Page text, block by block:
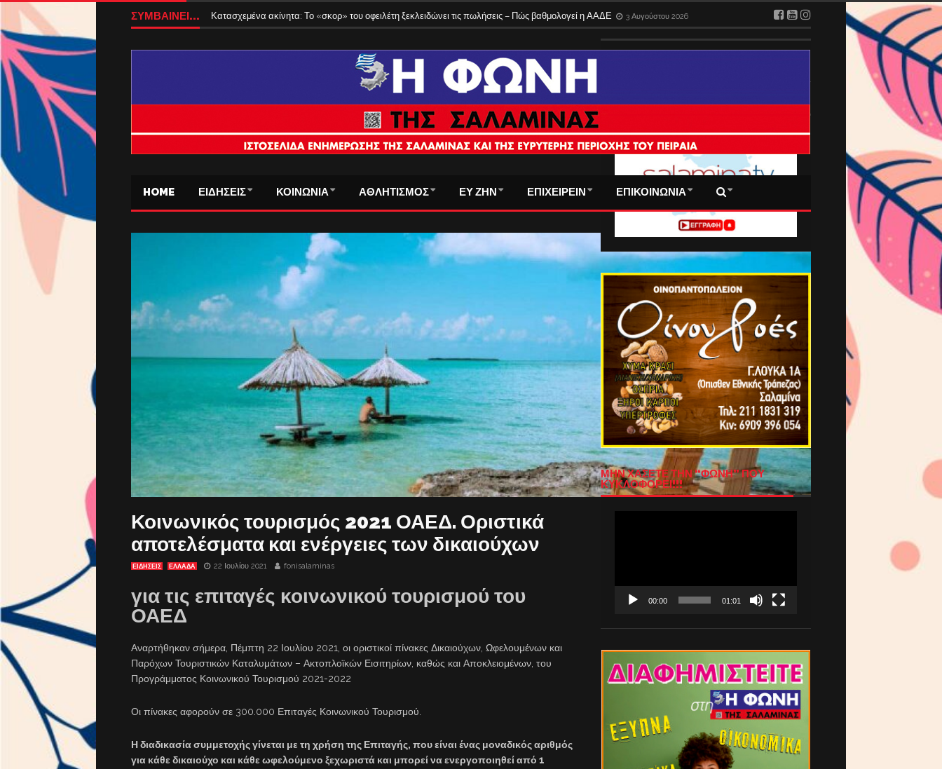
ΣΥΜΒΑΙΝΕΙ... Κατασχεμένα ακίνητα: Το «σκορ» του οφειλέτη ξεκλειδώνει τις πωλήσεις – Πώς βαθμολογεί η ΑΑΔΕ 3 Αυγούστου 2026
HOME ΕΙΔΗΣΕΙΣ ΚΟΙΝΩΝΙΑ ΑΘΛΗΤΙΣΜΟΣ ΕΥ ΖΗΝ ΕΠΙΧΕΙΡΕΙΝ ΕΠΙΚΟΙΝΩΝΙΑ
Κοινωνικός τουρισμός 2021 ΟΑΕΔ. Οριστικά
αποτελέσματα και ενέργειες των δικαιούχων
ΕΙΔΗΣΕΙΣ ΕΛΛΑΔΑ 22 Ιουλίου 2021 fonisalaminas
για τις επιταγές κοινωνικού τουρισμού του
ΟΑΕΔ
Αναρτήθηκαν σήμερα, Πέμπτη 22 Ιουλίου 2021, οι οριστικοί πίνακες Δικαιούχων, Ωφελουμένων και
Παρόχων Τουριστικών Καταλυμάτων – Ακτοπλοϊκών Εισιτηρίων, καθώς και Αποκλειομένων, του
Προγράμματος Κοινωνικού Τουρισμού 2021-2022
Οι πίνακες αφορούν σε 300.000 Επιταγές Κοινωνικού Τουρισμού.
Η διαδικασία συμμετοχής γίνεται με τη χρήση της Επιταγής, που είναι ένας μοναδικός αριθμός
για κάθε δικαιούχο και κάθε ωφελούμενο ξεχωριστά και μπορεί να ενεργοποιηθεί από 1
ΜΗΝ ΧΑΣΕΤΕ ΤΗΝ “ΦΩΝΗ” ΠΟΥ
ΚΥΚΛΟΦΟΡΕΙ!!!
00:00 01:01